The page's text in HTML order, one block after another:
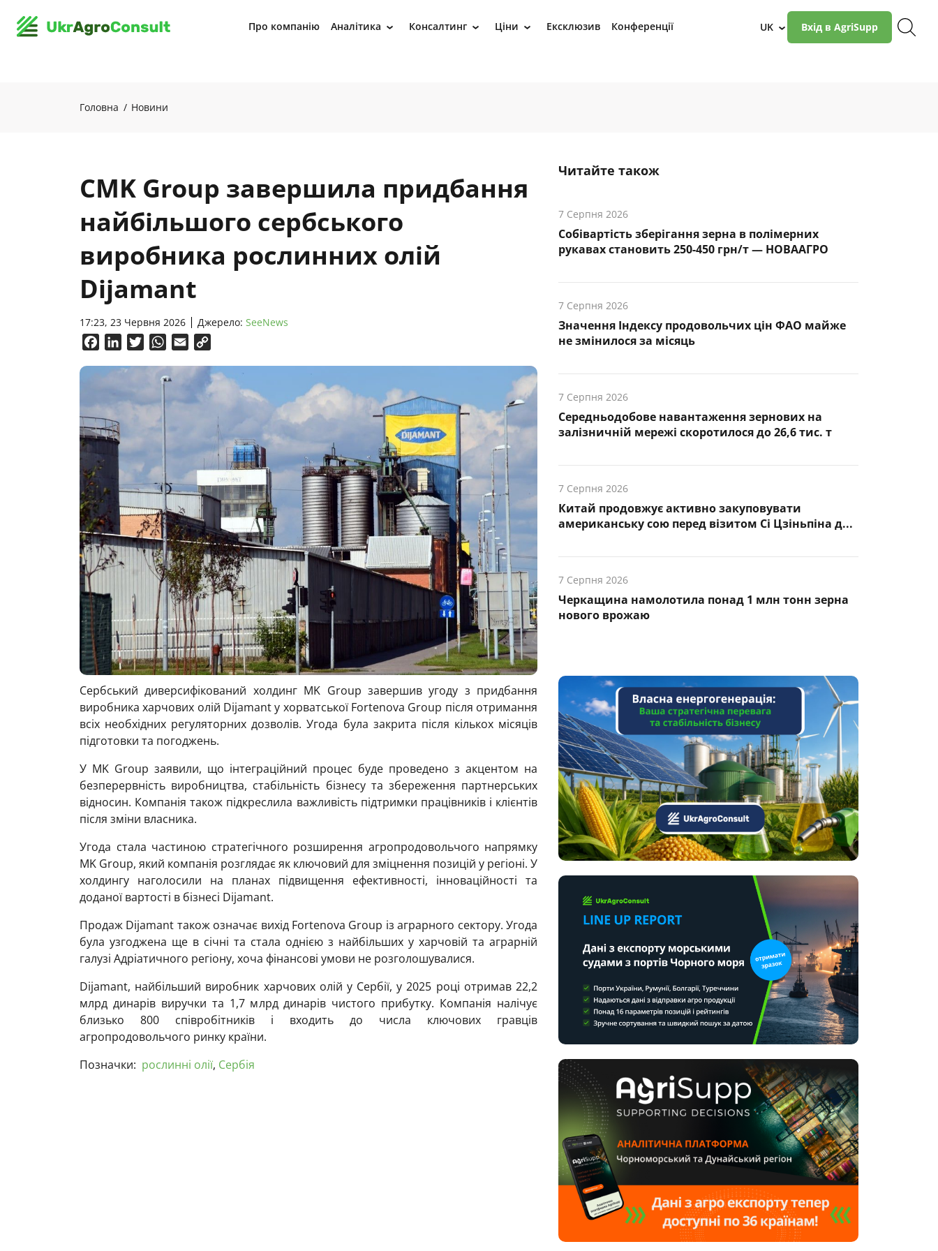
Про компанію Аналітика › Консалтинг › Ціни › Ексклюзив Конференції UK › Вхід в AgriSupp
Головна Новини
СMK Group завершила придбання
найбільшого сербського
виробника рослинних олій
Dijamant
17:23, 23 Червня 2026 Джерело: SeeNews
FacebookLinkedInTwitterWhatsApp
Email
Сербський диверсифікований холдинг MK Group завершив угоду з придбання
виробника харчових олій Dijamant у хорватської Fortenova Group після отримання
всіх необхідних регуляторних дозволів. Угода була закрита після кількох місяців
підготовки та погоджень.
У MK Group заявили, що інтеграційний процес буде проведено з акцентом на
безперервність виробництва, стабільність бізнесу та збереження партнерських
відносин. Компанія також підкреслила важливість підтримки працівників і клієнтів
після зміни власника.
Угода стала частиною стратегічного розширення агропродовольчого напрямку
MK Group, який компанія розглядає як ключовий для зміцнення позицій у регіоні. У
холдингу наголосили на планах підвищення ефективності, інноваційності та
доданої вартості в бізнесі Dijamant.
Продаж Dijamant також означає вихід Fortenova Group із аграрного сектору. Угода
була узгоджена ще в січні та стала однією з найбільших у харчовій та аграрній
галузі Адріатичного регіону, хоча фінансові умови не розголошувалися.
Dijamant, найбільший виробник харчових олій у Сербії, у 2025 році отримав 22,2
млрд динарів виручки та 1,7 млрд динарів чистого прибутку. Компанія налічує
близько 800 співробітників і входить до числа ключових гравців
агропродовольчого ринку країни.
Позначки: рослинні олії, Сербія
Читайте також
7 Серпня 2026
Собівартість зберігання зерна в полімерних
рукавах становить 250-450 грн/т — НОВААГРО
7 Серпня 2026
Значення Індексу продовольчих цін ФАО майже
не змінилося за місяць
7 Серпня 2026
Середньодобове навантаження зернових на
залізничній мережі скоротилося до 26,6 тис. т
7 Серпня 2026
Китай продовжує активно закуповувати
американську сою перед візитом Сі Цзіньпіна д...
7 Серпня 2026
Черкащина намолотила понад 1 млн тонн зерна
нового врожаю